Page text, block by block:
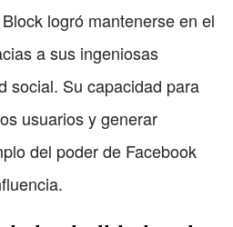
logró mantenerse en el
a sus ingeniosas
social. Su capacidad para
usuarios y generar
del poder de Facebook